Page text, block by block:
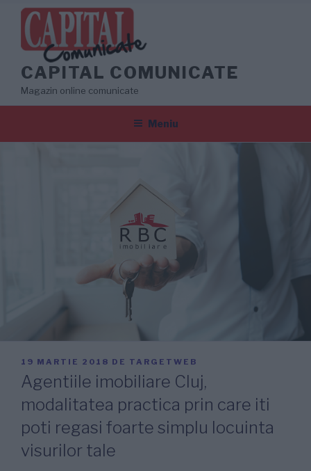
conținut
CAPITAL COMUNICATE
Magazin online comunicate
Meniu
PUBLICAT
PE
19 MARTIE 2018 DE TARGETWEB
Agentiile imobiliare Cluj,
modalitatea practica prin care iti
poti regasi foarte simplu locuinta
visurilor tale